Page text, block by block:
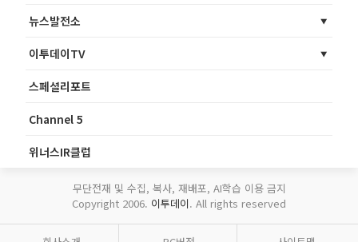
뉴스발전소
이투데이TV
스페셜리포트
Channel 5
위너스IR클럽
무단전재 및 수집, 복사, 재배포, AI학습 이용 금지
Copyright 2006. 이투데이. All rights reserved